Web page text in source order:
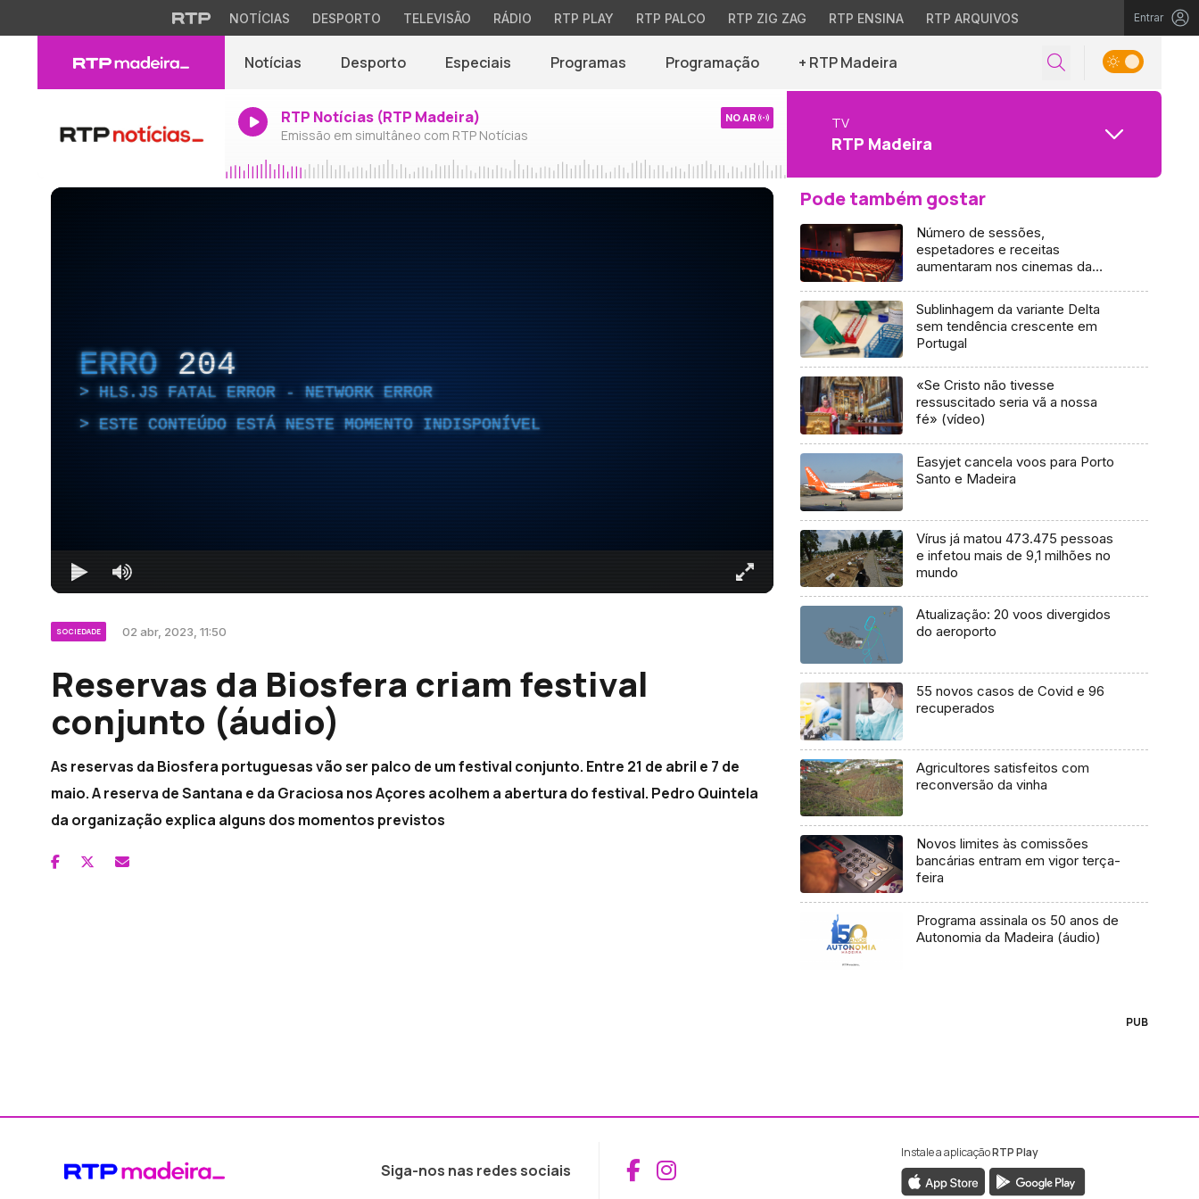
NOTÍCIAS DESPORTO TELEVISÃO RÁDIO RTP PLAY RTP PALCO RTP ZIG ZAG RTP ENSINA RTP ARQUIVOS Entrar
Notícias Desporto Especiais Programas Programação + RTP Madeira
RTP Notícias (RTP Madeira)
Emissão em simultâneo com RTP Notícias
NO AR TV
RTP Madeira
ERRO 204
HLS.JS FATAL ERROR - NETWORK ERROR
ESTE CONTEÚDO ESTÁ NESTE MOMENTO INDISPONÍVEL
SOCIEDADE 02 abr, 2023, 11:50
Reservas da Biosfera criam festival
conjunto (áudio)
As reservas da Biosfera portuguesas vão ser palco de um festival conjunto. Entre 21 de abril e 7 de
maio. A reserva de Santana e da Graciosa nos Açores acolhem a abertura do festival. Pedro Quintela
da organização explica alguns dos momentos previstos
Pode também gostar
Número de sessões,
espetadores e receitas
aumentaram nos cinemas da
Sublinhagem da variante Delta
sem tendência crescente em
Portugal
«Se Cristo não tivesse
ressuscitado seria vã a nossa
fé» (vídeo)
Easyjet cancela voos para Porto
Santo e Madeira
Vírus já matou 473.475 pessoas
e infetou mais de 9,1 milhões no
mundo
Atualização: 20 voos divergidos
do aeroporto
55 novos casos de Covid e 96
recuperados
Agricultores satisfeitos com
reconversão da vinha
Novos limites às comissões
bancárias entram em vigor terça-
feira
Programa assinala os 50 anos de
Autonomia da Madeira (áudio)
PUB
Siga-nos nas redes sociais Aceder ao Facebook da RTP Madeira
Aceder ao Instagram da RTP Madeira
Instale a aplicaçãoRTP Play